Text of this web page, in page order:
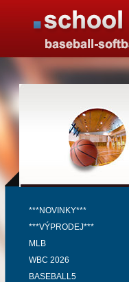
***NOVINKY***
***VÝPRODEJ***
MLB
WBC 2026
BASEBALL5